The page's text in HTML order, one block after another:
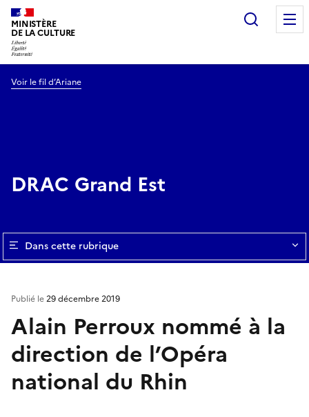
MINISTÈRE
DE LA CULTURE
Voir le fil d’Ariane
DRAC Grand Est
Dans cette rubrique
Alain Perroux nommé à la
direction de l’Opéra
national du Rhin
Publié le29 décembre 2019